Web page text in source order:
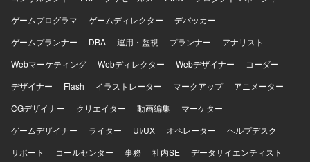
ゲームプログラマ
ゲームディレクター
デバッカー
ゲームプランナー
DBA 運用・監視 プランナー
アナリスト
Webマーケティング
Webディレクター Webデザイナー
コーダー
デザイナー
Flash イラストレーター マークアップ
アニメーター
CGデザイナー
クリエイター 動画編集
マーケター
ゲームデザイナー
ライター UI/UX オペレーター
ヘルプデスク
サポート
コールセンター 事務 社内SE
データサイエンティスト